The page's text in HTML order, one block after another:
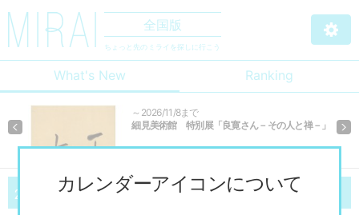
全国版
ちょっと先のミライを探しに行こう
What's New Ranking
～2026/11/8まで
細見美術館 特別展「良寛さん－その人と禅－」
Previous
2026 07/18 （土）～ 2026 10/4 （日）
カレンダーアイコンについて